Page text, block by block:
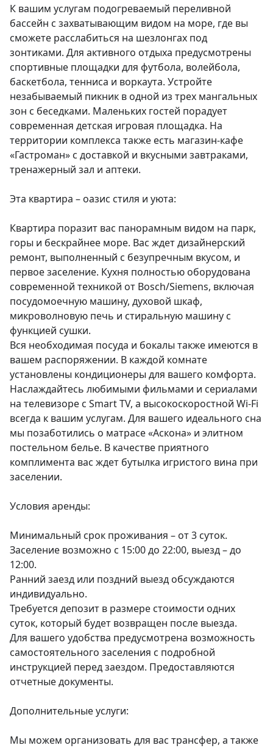
К вашим услугам подогреваемый переливной
бассейн с захватывающим видом на море, где вы
сможете расслабиться на шезлонгах под
зонтиками. Для активного отдыха предусмотрены
спортивные площадки для футбола, волейбола,
баскетбола, тенниса и воркаута. Устройте
незабываемый пикник в одной из трех мангальных
зон с беседками. Маленьких гостей порадует
современная детская игровая площадка. На
территории комплекса также есть магазин-кафе
«Гастроман» с доставкой и вкусными завтраками,
тренажерный зал и аптеки.
Эта квартира – оазис стиля и уюта:
Квартира поразит вас панорамным видом на парк,
горы и бескрайнее море. Вас ждет дизайнерский
ремонт, выполненный с безупречным вкусом, и
первое заселение. Кухня полностью оборудована
современной техникой от Bosch/Siemens, включая
посудомоечную машину, духовой шкаф,
микроволновую печь и стиральную машину с
функцией сушки.
Вся необходимая посуда и бокалы также имеются в
вашем распоряжении. В каждой комнате
установлены кондиционеры для вашего комфорта.
Наслаждайтесь любимыми фильмами и сериалами
на телевизоре с Smart TV, а высокоскоростной Wi-Fi
всегда к вашим услугам. Для вашего идеального сна
мы позаботились о матрасе «Аскона» и элитном
постельном белье. В качестве приятного
комплимента вас ждет бутылка игристого вина при
заселении.
Условия аренды:
Минимальный срок проживания – от 3 суток.
Заселение возможно с 15:00 до 22:00, выезд – до
12:00.
Ранний заезд или поздний выезд обсуждаются
индивидуально.
Требуется депозит в размере стоимости одних
суток, который будет возвращен после выезда.
Для вашего удобства предусмотрена возможность
самостоятельного заселения с подробной
инструкцией перед заездом. Предоставляются
отчетные документы.
Дополнительные услуги:
Мы можем организовать для вас трансфер, а также